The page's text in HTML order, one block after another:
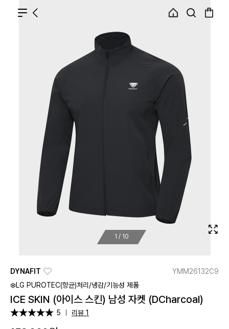
1 / 10
DYNAFIT
YMM26132C9
❄️LG PUROTEC(항균)처리/냉감/기능성 제품
ICE SKIN (아이스 스킨) 남성 자켓 (DCharcoal)
5 리뷰 1